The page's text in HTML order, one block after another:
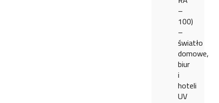
–
100)
–
światło
domowe,
biur
i
hoteli
UV